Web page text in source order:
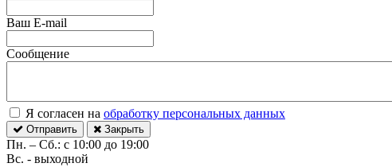
Ваш E-mail
Сообщение
Я согласен на обработку персональных данных
Отправить Закрыть
Пн. – Сб.: с 10:00 до 19:00
Вс. - выходной